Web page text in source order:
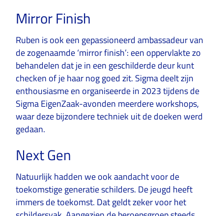
Mirror Finish
Ruben is ook een gepassioneerd ambassadeur van
de zogenaamde ‘mirror finish’: een oppervlakte zo
behandelen dat je in een geschilderde deur kunt
checken of je haar nog goed zit. Sigma deelt zijn
enthousiasme en organiseerde in 2023 tijdens de
Sigma EigenZaak-avonden meerdere workshops,
waar deze bijzondere techniek uit de doeken werd
gedaan.
Next Gen
Natuurlijk hadden we ook aandacht voor de
toekomstige generatie schilders. De jeugd heeft
immers de toekomst. Dat geldt zeker voor het